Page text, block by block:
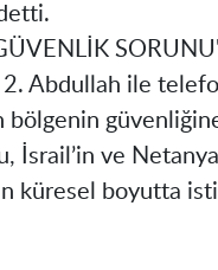
Abdullah ile
bölgenin
İsrail’in ve
küresel boyutta